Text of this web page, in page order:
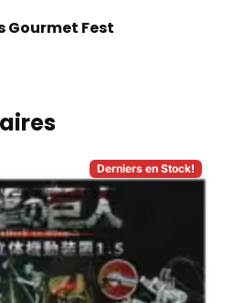
Gourmet Fest
Derniers en Stock!